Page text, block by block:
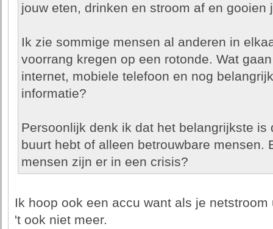
jouw eten, drinken en stroom af en gooien
Ik zie sommige mensen al anderen in
voorrang kregen op een rotonde. Wat
internet, mobiele telefoon en nog
informatie?
Persoonlijk denk ik dat het belangrijkste is
buurt hebt of alleen betrouwbare mensen.
mensen zijn er in een crisis?
Ik hoop ook een accu want als je
't ook niet meer.